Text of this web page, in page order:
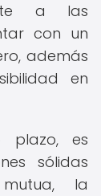
a las
con un
además
en
plazo, es
sólidas
la